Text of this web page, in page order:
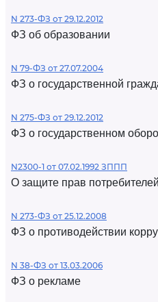
N 273-ФЗ от 29.12.2012
ФЗ об образовании
N 79-ФЗ от 27.07.2004
ФЗ о государственной
N 275-ФЗ от 29.12.2012
ФЗ о государственном
N2300-1 от 07.02.1992 ЗППП
О защите прав потребителей
N 273-ФЗ от 25.12.2008
ФЗ о противодействии
N 38-ФЗ от 13.03.2006
ФЗ о рекламе